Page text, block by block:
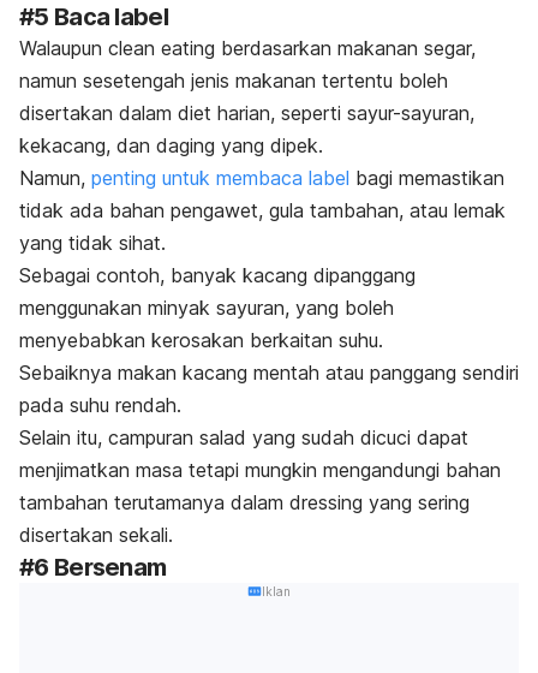
#5 Baca label
Walaupun clean eating berdasarkan makanan segar,
namun sesetengah jenis makanan tertentu boleh
disertakan dalam diet harian, seperti sayur-sayuran,
kekacang, dan daging yang dipek.
Namun, penting untuk membaca label bagi memastikan
tidak ada bahan pengawet, gula tambahan, atau lemak
yang tidak sihat.
Sebagai contoh, banyak kacang dipanggang
menggunakan minyak sayuran, yang boleh
menyebabkan kerosakan berkaitan suhu.
Sebaiknya makan kacang mentah atau panggang sendiri
pada suhu rendah.
Selain itu, campuran salad yang sudah dicuci dapat
menjimatkan masa tetapi mungkin mengandungi bahan
tambahan terutamanya dalam dressing yang sering
disertakan sekali.
#6 Bersenam
Iklan